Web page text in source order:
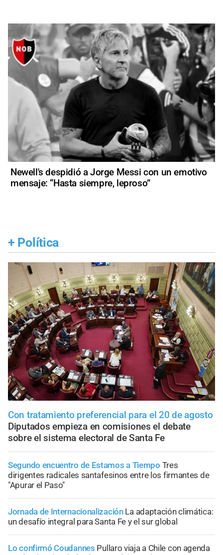
Newell's despidió a Jorge Messi con un emotivo
mensaje: “Hasta siempre, leproso”
+ Política
Con tratamiento preferencial para el 20 de agosto
Diputados empieza en comisiones el debate
sobre el sistema electoral de Santa Fe
Segundo encuentro de Estamos a Tiempo Tres
dirigentes radicales santafesinos entre los firmantes de
"Apurar el Paso"
Jornada de Internacionalización La adaptación climática:
un desafío integral para Santa Fe y el sur global
Lo confirmó Coudannes Pullaro viaja a Chile con agenda